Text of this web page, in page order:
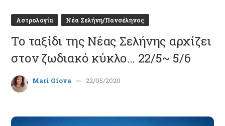
Αστρολογία Νέα Σελήνη/Πανσέληνος
Το ταξίδι της Νέας Σελήνης αρχίζει
στον ζωδιακό κύκλο… 22/5~ 5/6
Mari Giova 22/05/2020